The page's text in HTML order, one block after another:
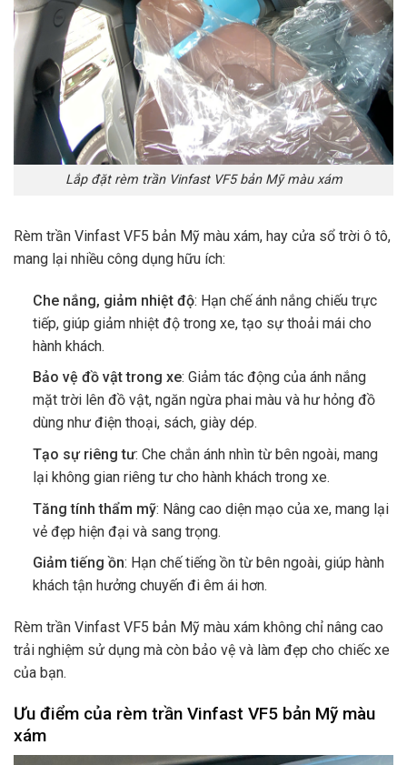
Lắp đặt rèm trần Vinfast VF5 bản Mỹ màu xám
Rèm trần Vinfast VF5 bản Mỹ màu xám, hay cửa sổ trời ô tô,
mang lại nhiều công dụng hữu ích:
Che nắng, giảm nhiệt độ: Hạn chế ánh nắng chiếu trực
tiếp, giúp giảm nhiệt độ trong xe, tạo sự thoải mái cho
hành khách.
Bảo vệ đồ vật trong xe: Giảm tác động của ánh nắng
mặt trời lên đồ vật, ngăn ngừa phai màu và hư hỏng đồ
dùng như điện thoại, sách, giày dép.
Tạo sự riêng tư: Che chắn ánh nhìn từ bên ngoài, mang
lại không gian riêng tư cho hành khách trong xe.
Tăng tính thẩm mỹ: Nâng cao diện mạo của xe, mang lại
vẻ đẹp hiện đại và sang trọng.
Giảm tiếng ồn: Hạn chế tiếng ồn từ bên ngoài, giúp hành
khách tận hưởng chuyến đi êm ái hơn.
Rèm trần Vinfast VF5 bản Mỹ màu xám không chỉ nâng cao
trải nghiệm sử dụng mà còn bảo vệ và làm đẹp cho chiếc xe
của bạn.
Ưu điểm của rèm trần Vinfast VF5 bản Mỹ màu
xám